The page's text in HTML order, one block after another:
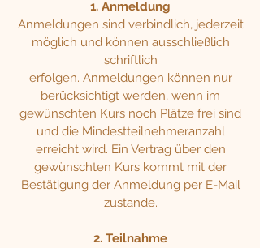
1. Anmeldung
Anmeldungen sind verbindlich, jederzeit
möglich und können ausschließlich
schriftlich
erfolgen. Anmeldungen können nur
berücksichtigt werden, wenn im
gewünschten Kurs noch Plätze frei sind
und die Mindestteilnehmeranzahl
erreicht wird. Ein Vertrag über den
gewünschten Kurs kommt mit der
Bestätigung der Anmeldung per E-Mail
zustande.
2. Teilnahme